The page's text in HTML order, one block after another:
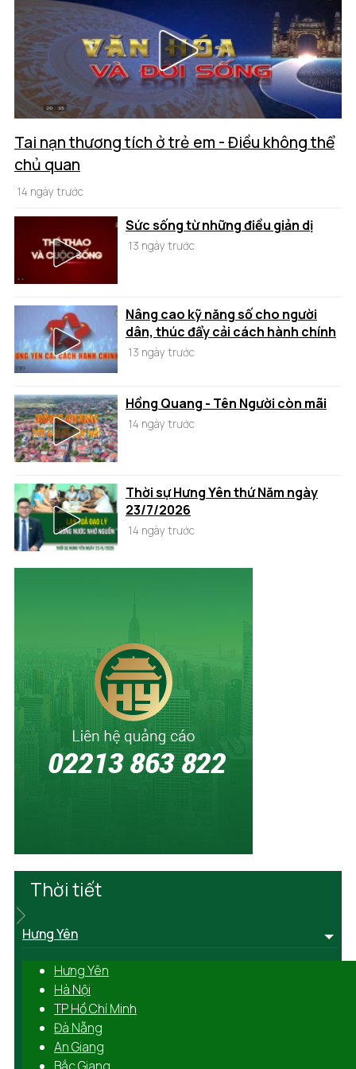
Tai nạn thương tích ở trẻ em - Điều không thể
chủ quan
14 ngày trước
Sức sống từ những điều giản dị
13 ngày trước
Nâng cao kỹ năng số cho người
dân, thúc đẩy cải cách hành chính
13 ngày trước
Hồng Quang - Tên Người còn mãi
14 ngày trước
Thời sự Hưng Yên thứ Năm ngày
23/7/2026
14 ngày trước
Thời tiết
Hưng Yên
Hưng Yên
Hà Nội
TP Hồ Chí Minh
Đà Nẵng
An Giang
Bắc Giang